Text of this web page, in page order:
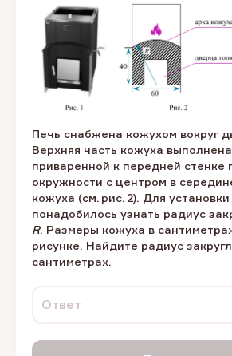
Печь снабжена кожухом вокруг
Верхняя часть кожуха
приваренной к передней стенке
окружности с центром в
кожуха (см. рис. 2). Для
понадобилось узнать радиус
R. Размеры кожуха в
рисунке. Найдите радиус
сантиметрах.
Ответ